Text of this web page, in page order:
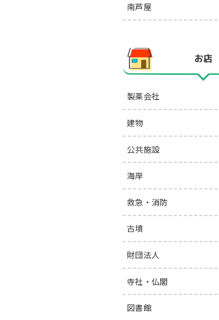
南芦屋
お店
製薬会社
建物
公共施設
海岸
救急・消防
古墳
財団法人
寺社・仏閣
図書館